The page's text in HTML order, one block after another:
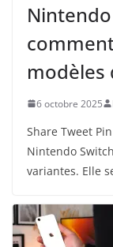
modèles
6 octobre 2025
Share Tweet
Nintendo
variantes. Elle